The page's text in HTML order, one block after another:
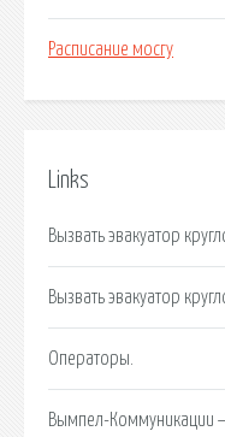
Расписание мосгу
Links
Вызвать эвакуатор
Вызвать эвакуатор
Операторы.
Вымпел-Коммуникации